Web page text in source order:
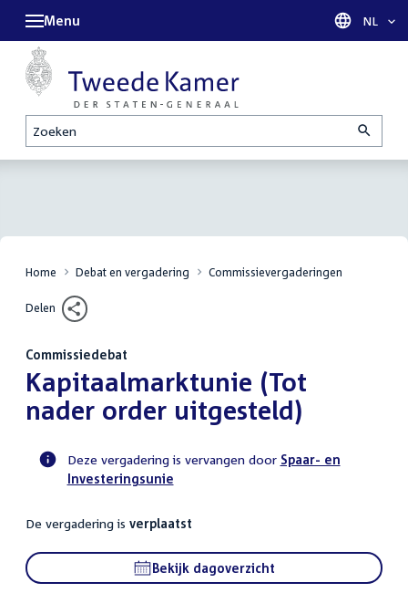
Zoeken
Menu Taal
NL
Home Debat en vergadering Commissievergaderingen
Delen
Commissiedebat
:Kapitaalmarktunie (Tot
nader order uitgesteld)
Voortgangsstatus
activiteit
Deze vergadering is vervangen door Spaar- en
Investeringsunie
De vergadering is verplaatst
Bekijk dagoverzicht